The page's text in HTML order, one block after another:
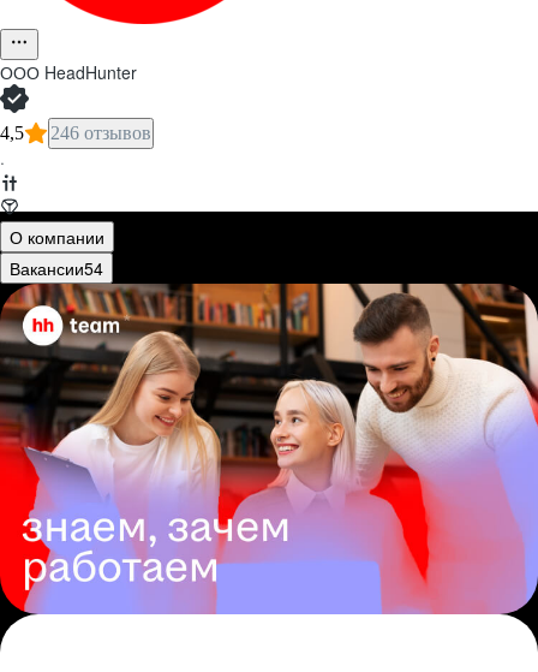
ООО HeadHunter
4,5 246 отзывов
·
О компании
Вакансии54